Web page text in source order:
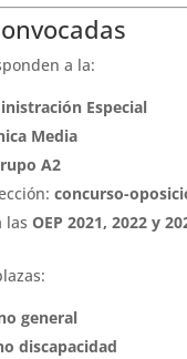
a la:
Especial
Media
A2
concurso-
las OEP 2021, 2022 y
general
discapacidad